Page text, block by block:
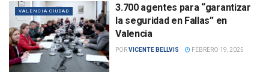
VALENCIA CIUDAD
3.700 agentes para “garantizar
la seguridad en Fallas” en
Valencia
PORVICENTE BELLVIS FEBRERO 19, 2025